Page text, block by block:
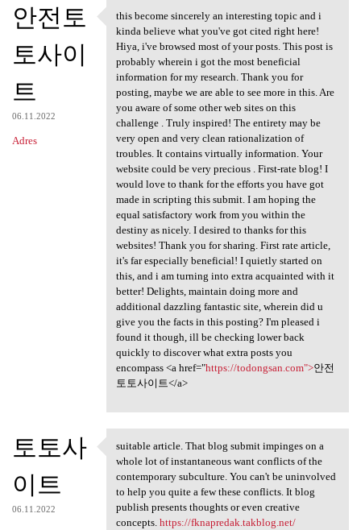
안전토
토사이
트
06.11.2022
Adres
this become sincerely an
this become sincerely an interesting topic and i
kinda believe what you've got cited right here!
Hiya, i've browsed most of your posts. This post is
probably wherein i got the most beneficial
information for my research. Thank you for
posting, maybe we are able to see more in this. Are
you aware of some other web sites on this
challenge . Truly inspired! The entirety may be
very open and very clean rationalization of
troubles. It contains virtually information. Your
website could be very precious . First-rate blog! I
would love to thank for the efforts you have got
made in scripting this submit. I am hoping the
equal satisfactory work from you within the
destiny as nicely. I desired to thanks for this
websites! Thank you for sharing. First rate article,
it's far especially beneficial! I quietly started on
this, and i am turning into extra acquainted with it
better! Delights, maintain doing more and
additional dazzling fantastic site, wherein did u
give you the facts in this posting? I'm pleased i
found it though, ill be checking lower back
quickly to discover what extra posts you
encompass <a href="https://todongsan.com">안전
토토사이트</a>
토토사
이트
06.11.2022
suitable article. That blog
suitable article. That blog submit impinges on a
whole lot of instantaneous want conflicts of the
contemporary subculture. You can't be uninvolved
to help you quite a few these conflicts. It blog
publish presents thoughts or even creative
concepts. https://fknapredak.takblog.net/